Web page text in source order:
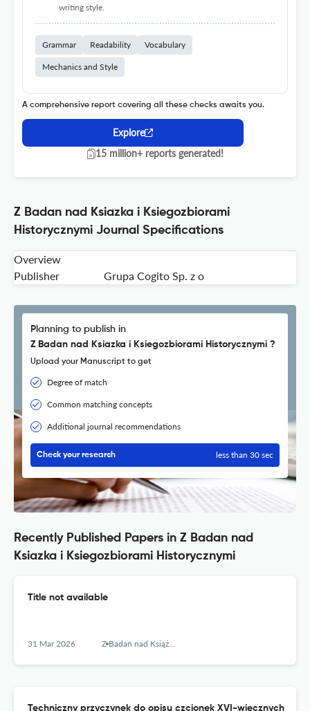
writing style.
Grammar Readability Vocabulary
Mechanics and Style
A comprehensive report covering all these checks awaits you.
Explore
15 million+ reports generated!
Z Badan nad Ksiazka i Ksiegozbiorami
Historycznymi Journal Specifications
Overview
Publisher
Grupa Cogito Sp. z o
Planning to publish in
Z Badan nad Ksiazka i Ksiegozbiorami Historycznymi ?
Upload your Manuscript to get
Degree of match
Common matching concepts
Additional journal recommendations
Check your research less than 30 sec
Recently Published Papers in Z Badan nad
Ksiazka i Ksiegozbiorami Historycznymi
Title not available
31 Mar 2026 Z Badań nad Książką i Księgozbiorami Historycznymi
Techniczny przyczynek do opisu czcionek XVI-wiecznych